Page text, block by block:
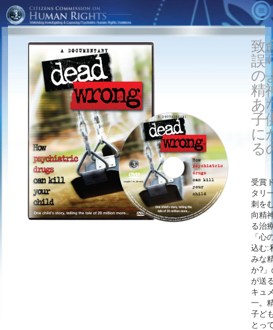
CCHRについて
CCHRとは?
業績
会長からのメッセージ
顧問委員会
精神保健のための人権宣言
「精神医学：死を生み出している産業」
博物館
CCHRグローバル･ロケーター
CCHR広告
隠れた敵
心の専門家の真実
診断・統計マニュアル
心の病を売り込む
巨利をむさぼる
精神医学：死を生み出している産業
暴力を引き起こす精神医学の処方薬
精神医学についての真実
基本的なデータ
CCHRの出版物
ダウンロード
代替療法
活動を始める
活動に参加する
メンバーシップ/寄付
精神医薬の副作用を通報する
無料情報キット
教育者
注文する
致
誤
の
精
あ
子
に
る
受賞
タリ
刺を
向精
る治
「心
込む:
みな
か?」
が送
キュ
一。
子ど
とっ